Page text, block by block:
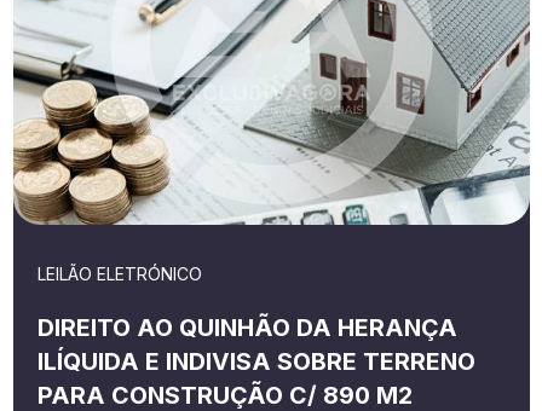
LEILÃO ELETRÓNICO
DIREITO AO QUINHÃO DA HERANÇA
ILÍQUIDA E INDIVISA SOBRE TERRENO
PARA CONSTRUÇÃO C/ 890 M2